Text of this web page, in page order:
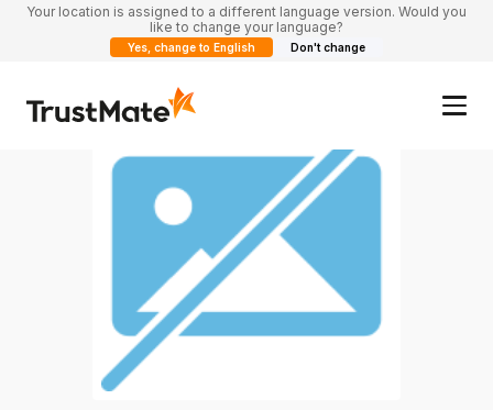
Your location is assigned to a different language version. Would you
like to change your language?
Yes, change to English Don't change